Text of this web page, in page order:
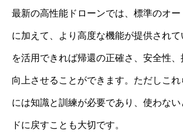
最新の高性能ドローンでは、標準のオ
に加えて、より高度な機能が提供され
を活用できれば帰還の正確さ、安全性
向上させることができます。ただしこ
には知識と訓練が必要であり、使わな
ドに戻すことも大切です。